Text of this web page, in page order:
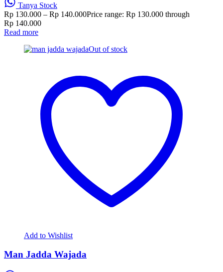
Tanya Stock
Rp 130.000 – Rp 140.000Price range: Rp 130.000 through
Rp 140.000
Read more
Out of stock
Add to Wishlist
Man Jadda Wajada